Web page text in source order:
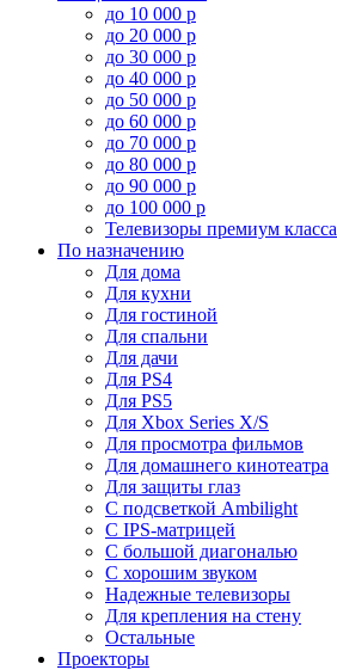
до 10 000 р
до 20 000 р
до 30 000 р
до 40 000 р
до 50 000 р
до 60 000 р
до 70 000 р
до 80 000 р
до 90 000 р
до 100 000 р
Телевизоры премиум класса
По назначению
Для дома
Для кухни
Для гостиной
Для спальни
Для дачи
Для PS4
Для PS5
Для Xbox Series X/S
Для просмотра фильмов
Для домашнего кинотеатра
Для защиты глаз
С подсветкой Ambilight
C IPS-матрицей
С большой диагональю
С хорошим звуком
Надежные телевизоры
Для крепления на стену
Остальные
Проекторы